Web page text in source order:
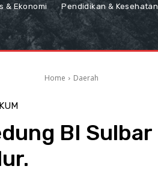
& Ekonomi Pendidikan & Kesehatan
Home Daerah
BI Sulbar